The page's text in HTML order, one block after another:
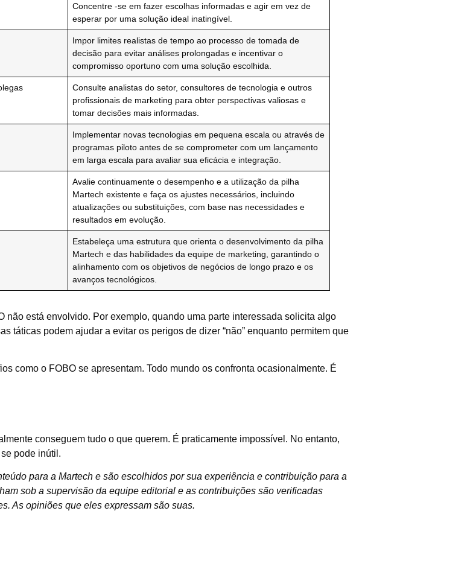
Concentre -se em fazer escolhas informadas e agir em vez de
esperar por uma solução ideal inatingível.
Impor limites realistas de tempo ao processo de tomada de
decisão para evitar análises prolongadas e incentivar o
compromisso oportuno com uma solução escolhida.
Consulte analistas do setor, consultores de tecnologia e outros
profissionais de marketing para obter perspectivas valiosas e
tomar decisões mais informadas.
Implementar novas tecnologias em pequena escala ou através de
programas piloto antes de se comprometer com um lançamento
em larga escala para avaliar sua eficácia e integração.
Avalie continuamente o desempenho e a utilização da pilha
Martech existente e faça os ajustes necessários, incluindo
atualizações ou substituições, com base nas necessidades e
resultados em evolução.
Estabeleça uma estrutura que orienta o desenvolvimento da pilha
Martech e das habilidades da equipe de marketing, garantindo o
alinhamento com os objetivos de negócios de longo prazo e os
avanços tecnológicos.
não está envolvido. Por exemplo, quando uma parte interessada solicita algo
táticas podem ajudar a evitar os perigos de dizer “não” enquanto permitem que
como o FOBO se apresentam. Todo mundo os confronta ocasionalmente. É
conseguem tudo o que querem. É praticamente impossível. No entanto,
pode inútil.
para a Martech e são escolhidos por sua experiência e contribuição para a
sob a supervisão da equipe editorial e as contribuições são verificadas
As opiniões que eles expressam são suas.